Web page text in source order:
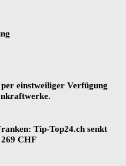
einstweiliger Verfügung
Tip-Top24.ch senkt
269 CHF